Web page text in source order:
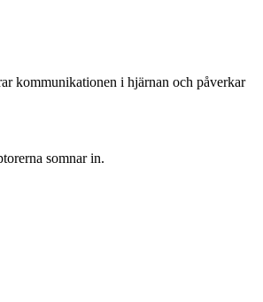
kommunikationen i hjärnan och påverkar
somnar in.